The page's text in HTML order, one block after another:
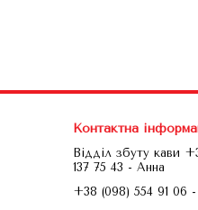
Контактна
Відділ збуту кави
137 75 43 - Анна
+38 (098) 554 91 06